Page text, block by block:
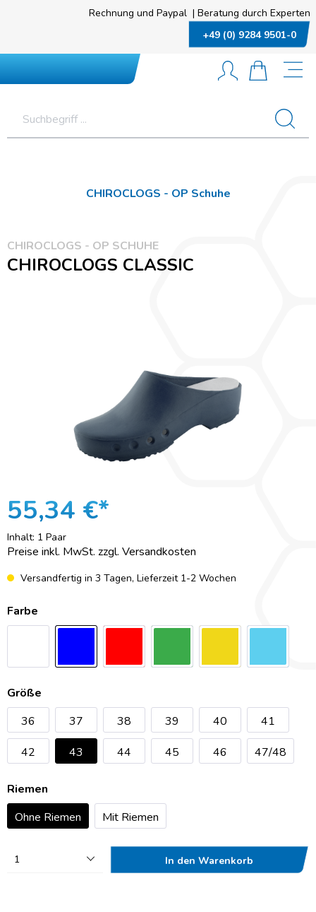
Rechnung und Paypal | Beratung durch Experten
+49 (0) 9284 9501-0
CHIROCLOGS - OP Schuhe
CHIROCLOGS - OP SCHUHE
CHIROCLOGS CLASSIC
55,34 €*
Inhalt: 1 Paar
Preise inkl. MwSt. zzgl. Versandkosten
Versandfertig in 3 Tagen, Lieferzeit 1-2 Wochen
Farbe
Größe
36
37 38 39 40
41
42
43 44 45 46 47/48
Riemen
Ohne Riemen
Mit Riemen
1 In den Warenkorb